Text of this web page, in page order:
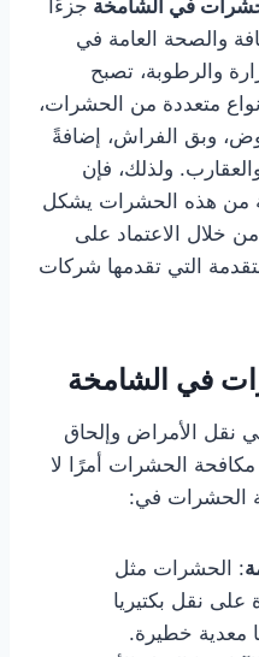
في الشامخة جزءًا
والصحة العامة في
والرطوبة، تصبح
متعددة من الحشرات،
وبق الفراش، إضافةً
ولذلك، فإن
من هذه الحشرات يشكل
من خلال الاعتماد على
التي تقدمها شركات
في الشامخة
نقل الأمراض وإلحاق
الحشرات أمرًا لا
الحشرات في:
: الحشرات مثل
على نقل بكتيريا
معدية خطيرة.